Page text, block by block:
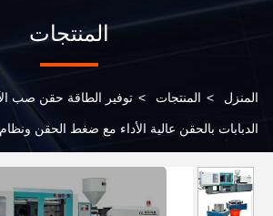
المنتجات
المنزل > المنتجات > توفير الطاقة حقن صب
الدبابات بالحقن عالية الأداء مع ضغط الحقن ونظام